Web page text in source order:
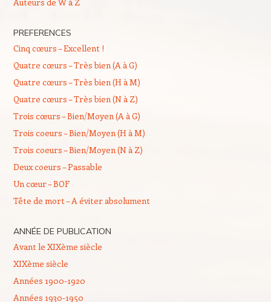
PREFERENCES
Cinq cœurs – Excellent !
Quatre cœurs – Très bien (A à G)
Quatre cœurs – Très bien (H à M)
Quatre cœurs – Très bien (N à Z)
Trois cœurs – Bien/Moyen (A à G)
Trois coeurs – Bien/Moyen (H à M)
Trois coeurs – Bien/Moyen (N à Z)
Deux coeurs – Passable
Un cœur – BOF
Tête de mort – A éviter absolument
ANNÉE DE PUBLICATION
Avant le XIXème siècle
XIXème siècle
Années 1900-1920
Années 1930-1950